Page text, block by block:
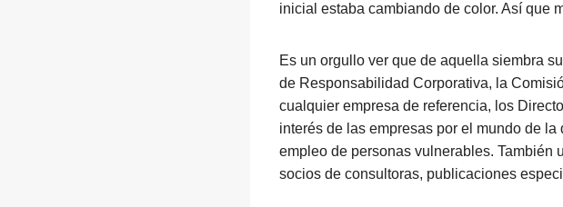
inicial estaba cambiando de color. Así que
Es un orgullo ver que de aquella siembra
de Responsabilidad Corporativa, la
cualquier empresa de referencia, los
interés de las empresas por el mundo de
empleo de personas vulnerables. También
socios de consultoras, publicaciones